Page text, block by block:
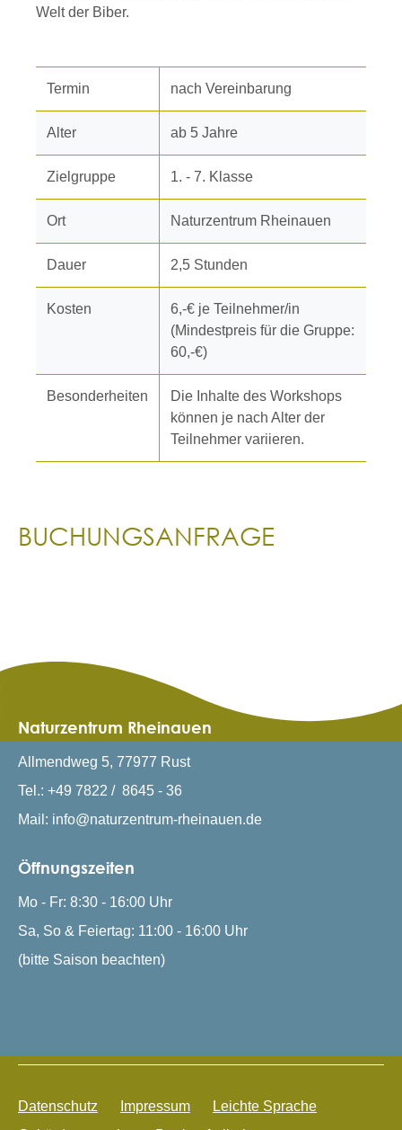
Welt der Biber.
Termin nach Vereinbarung
Alter ab 5 Jahre
Zielgruppe 1. - 7. Klasse
Ort Naturzentrum Rheinauen
Dauer 2,5 Stunden
Kosten
6,-€ je Teilnehmer/in
(Mindestpreis für die Gruppe:
60,-€)
Besonderheiten
Die Inhalte des Workshops
können je nach Alter der
Teilnehmer variieren.
BUCHUNGSANFRAGE
Naturzentrum Rheinauen
Allmendweg 5, 77977 Rust
Tel.: +49 7822 / 8645 - 36
Mail: info@naturzentrum-rheinauen.de
Öffnungszeiten
Mo - Fr: 8:30 - 16:00 Uhr
Sa, So & Feiertag: 11:00 - 16:00 Uhr
(bitte Saison beachten)
Datenschutz Impressum
Leichte Sprache